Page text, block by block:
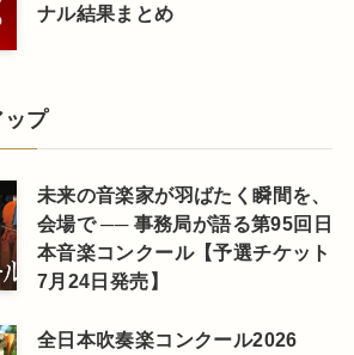
ナル結果まとめ
プ
未来の音楽家が羽ばたく瞬間を、
会場で ── 事務局が語る第95回日
本音楽コンクール【予選チケット
7月24日発売】
全日本吹奏楽コンクール2026